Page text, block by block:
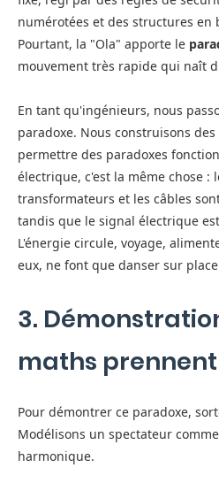
numérotées et des structures en
Pourtant, la "Ola" apporte le
mouvement très rapide qui naît
En tant qu'ingénieurs, nous
paradoxe. Nous construisons
permettre des paradoxes
électrique, c'est la même chose :
transformateurs et les câbles
tandis que le signal électrique
L'énergie circule, voyage,
eux, ne font que danser sur
3.
maths
Pour démontrer ce paradoxe,
Modélisons un spectateur
harmonique.